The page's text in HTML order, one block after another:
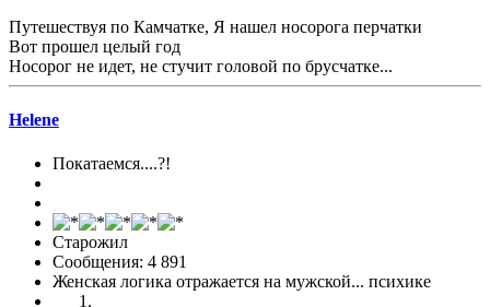
Путешествуя по Камчатке, Я нашел носорога перчатки
Вот прошел целый год
Носорог не идет, не стучит головой по брусчатке...
Helene
Покатаемся....?!
Старожил
Сообщения: 4 891
Женская логика отражается на мужской... психике